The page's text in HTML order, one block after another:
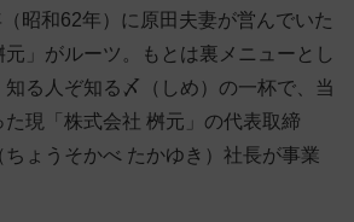
昭和62年）に原田夫妻が営んでいた
」がルーツ。もとは裏メニューとし
る人ぞ知る〆（しめ）の一杯で、当
現「株式会社 桝元」の代表取締
ょうそかべ たかゆき）社長が事業